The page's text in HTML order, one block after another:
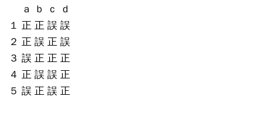
ａ ｂ ｃ ｄ
１ 正 正 誤 誤
２ 正 誤 正 誤
３ 誤 正 正 正
４ 正 誤 誤 正
５ 誤 正 誤 正